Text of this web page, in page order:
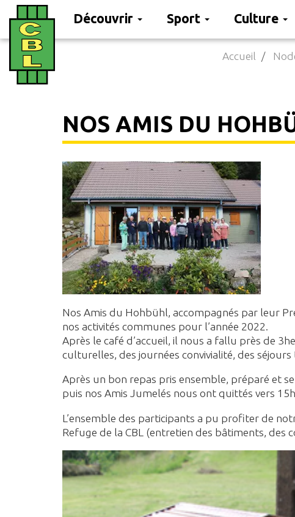
contenu
Découvrir Sport Culture
Accueil
NOS AMIS DU
Nos Amis du Hohbühl, accompagnés par leur
nos activités communes pour l’année 2022.
Après le café d’accueil, il nous a fallu près de
culturelles, des journées convivialité, des
Après un bon repas pris ensemble, préparé et
puis nos Amis Jumelés nous ont quittés vers
L’ensemble des participants a pu profiter de
Refuge de la CBL (entretien des bâtiments,